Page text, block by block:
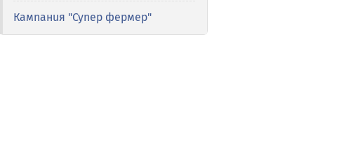
Кампания "Супер фермер"